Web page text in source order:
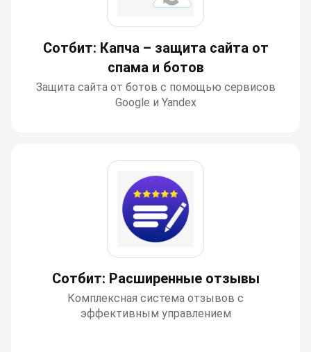
Сотбит: Капча – защита сайта от
спама и ботов
Защита сайта от ботов с помощью сервисов
Google и Yandex
Сотбит: Расширенные отзывы
Комплексная система отзывов с
эффективным управлением